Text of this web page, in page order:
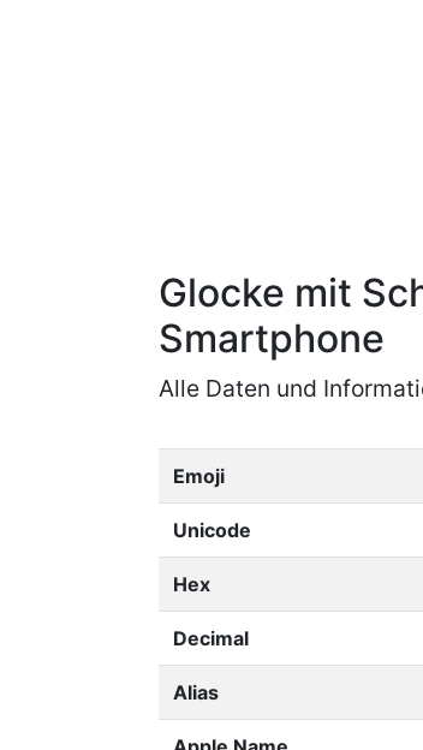
Glocke mit
Smartphone
Alle Daten und
Emoji
Unicode
Hex
Decimal
Alias